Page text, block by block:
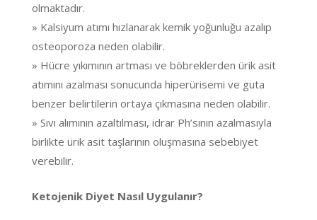
olmaktadır.
» Kalsiyum atımı hızlanarak kemik yoğunluğu azalıp
osteoporoza neden olabilir.
» Hücre yıkımının artması ve böbreklerden ürik asit
atımını azalması sonucunda hiperürisemi ve guta
benzer belirtilerin ortaya çıkmasına neden olabilir.
» Sıvı alımının azaltılması, idrar Ph’sının azalmasıyla
birlikte ürik asit taşlarının oluşmasına sebebiyet
verebilir.
Ketojenik Diyet Nasıl Uygulanır?